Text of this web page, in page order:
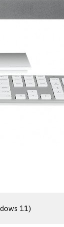
11)